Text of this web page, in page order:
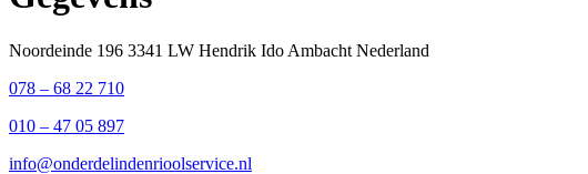
Noordeinde 196 3341 LW Hendrik Ido Ambacht Nederland
078 – 68 22 710
010 – 47 05 897
info@onderdelindenrioolservice.nl